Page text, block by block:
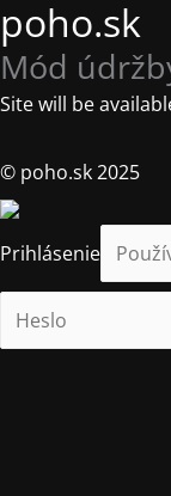
poho.sk
Mód
Site will be
© poho.sk 2025
Prihlásenie